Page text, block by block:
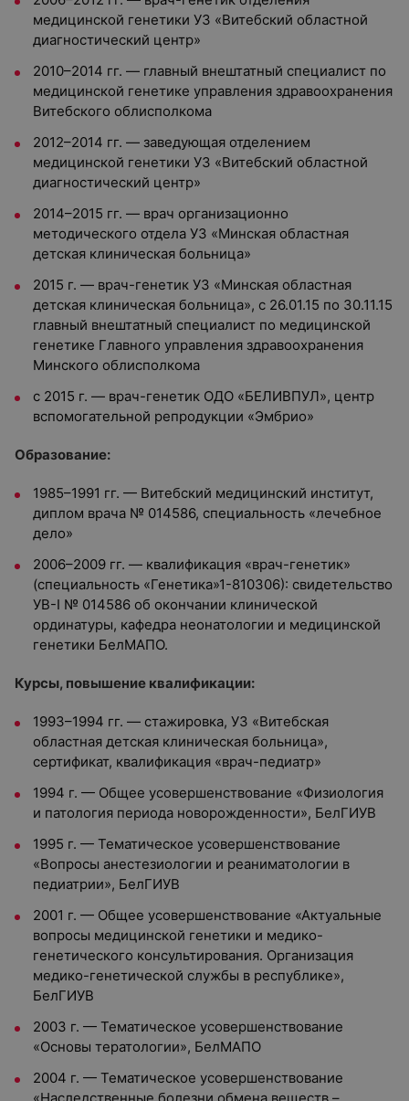
медицинской генетики УЗ «Витебский областной
диагностический центр»
2010–2014 гг. — главный внештатный специалист по
медицинской генетике управления здравоохранения
Витебского облисполкома
2012–2014 гг. — заведующая отделением
медицинской генетики УЗ «Витебский областной
диагностический центр»
2014–2015 гг. — врач организационно
методического отдела УЗ «Минская областная
детская клиническая больница»
2015 г. — врач-генетик УЗ «Минская областная
детская клиническая больница», с 26.01.15 по 30.11.15
главный внештатный специалист по медицинской
генетике Главного управления здравоохранения
Минского облисполкома
с 2015 г. — врач-генетик ОДО «БЕЛИВПУЛ», центр
вспомогательной репродукции «Эмбрио»
Образование:
1985–1991 гг. — Витебский медицинский институт,
диплом врача № 014586, специальность «лечебное
дело»
2006–2009 гг. — квалификация «врач-генетик»
(специальность «Генетика»1-810306): свидетельство
УВ-I № 014586 об окончании клинической
ординатуры, кафедра неонатологии и медицинской
генетики БелМАПО.
Курсы, повышение квалификации:
1993–1994 гг. — стажировка, УЗ «Витебская
областная детская клиническая больница»,
сертификат, квалификация «врач-педиатр»
1994 г. — Общее усовершенствование «Физиология
и патология периода новорожденности», БелГИУВ
1995 г. — Тематическое усовершенствование
«Вопросы анестезиологии и реаниматологии в
педиатрии», БелГИУВ
2001 г. — Общее усовершенствование «Актуальные
вопросы медицинской генетики и медико-
генетического консультирования. Организация
медико-генетической службы в республике»,
БелГИУВ
2003 г. — Тематическое усовершенствование
«Основы тератологии», БелМАПО
2004 г. — Тематическое усовершенствование